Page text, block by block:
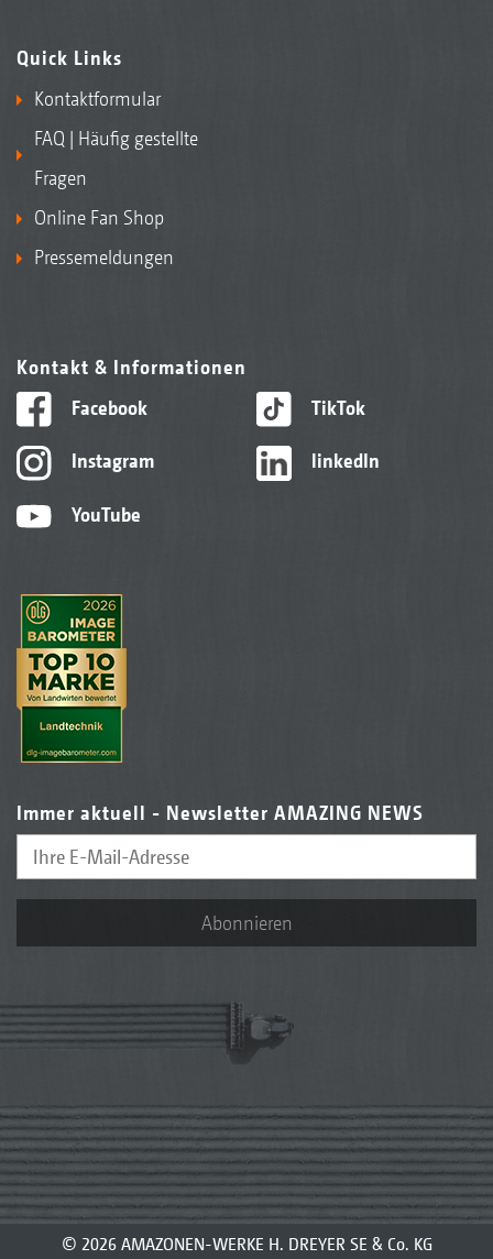
Quick Links
Kontaktformular
FAQ | Häufig gestellte
Fragen
Online Fan Shop
Pressemeldungen
Kontakt & Informationen
Facebook
Instagram
YouTube
TikTok
linkedIn
Immer aktuell - Newsletter AMAZING NEWS
Abonnieren
© 2026 AMAZONEN-WERKE H. DREYER SE & Co. KG